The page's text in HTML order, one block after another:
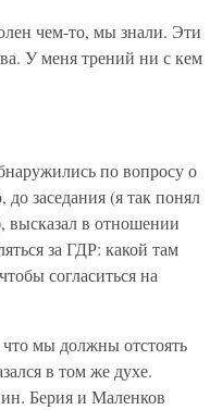
чем-то, мы знали. Эти
У меня трений ни с кем
по вопросу о
заседания (я так понял
высказал в отношении
за ГДР: какой там
согласиться на
мы должны отстоять
в том же духе.
Берия и Маленков